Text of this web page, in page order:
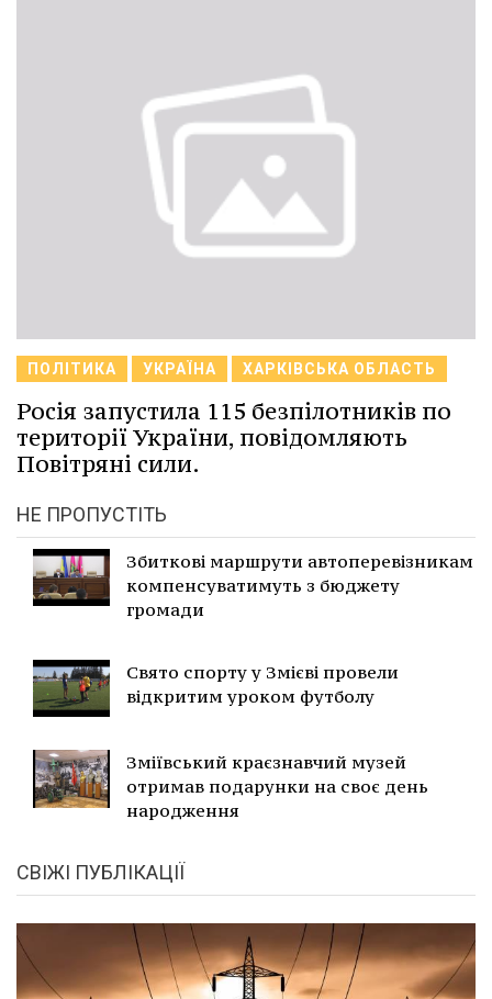
ПОЛІТИКА УКРАЇНА ХАРКІВСЬКА ОБЛАСТЬ
Росія запустила 115 безпілотників по
території України, повідомляють
Повітряні сили.
НЕ ПРОПУСТІТЬ
Збиткові маршрути автоперевізникам
компенсуватимуть з бюджету
громади
Свято спорту у Змієві провели
відкритим уроком футболу
Зміївський краєзнавчий музей
отримав подарунки на своє день
народження
СВІЖІ ПУБЛІКАЦІЇ